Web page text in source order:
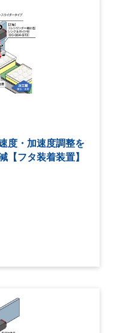
度・加速度調整を
フタ装着装置】